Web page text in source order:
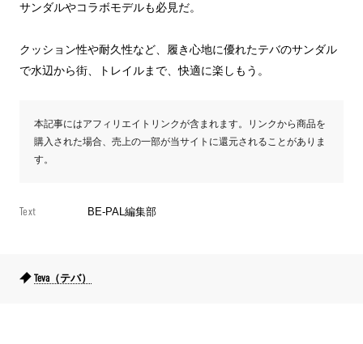
サンダルやコラボモデルも必見だ。
クッション性や耐久性など、履き心地に優れたテバのサンダル
で水辺から街、トレイルまで、快適に楽しもう。
本記事にはアフィリエイトリンクが含まれます。リンクから商品を
購入された場合、売上の一部が当サイトに還元されることがありま
す。
Text BE-PAL編集部
Teva（テバ）